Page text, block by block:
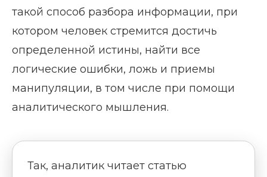
такой способ разбора информации, при
котором человек стремится достичь
определенной истины, найти все
логические ошибки, ложь и приемы
манипуляции, в том числе при помощи
аналитического мышления.
Так, аналитик читает статью